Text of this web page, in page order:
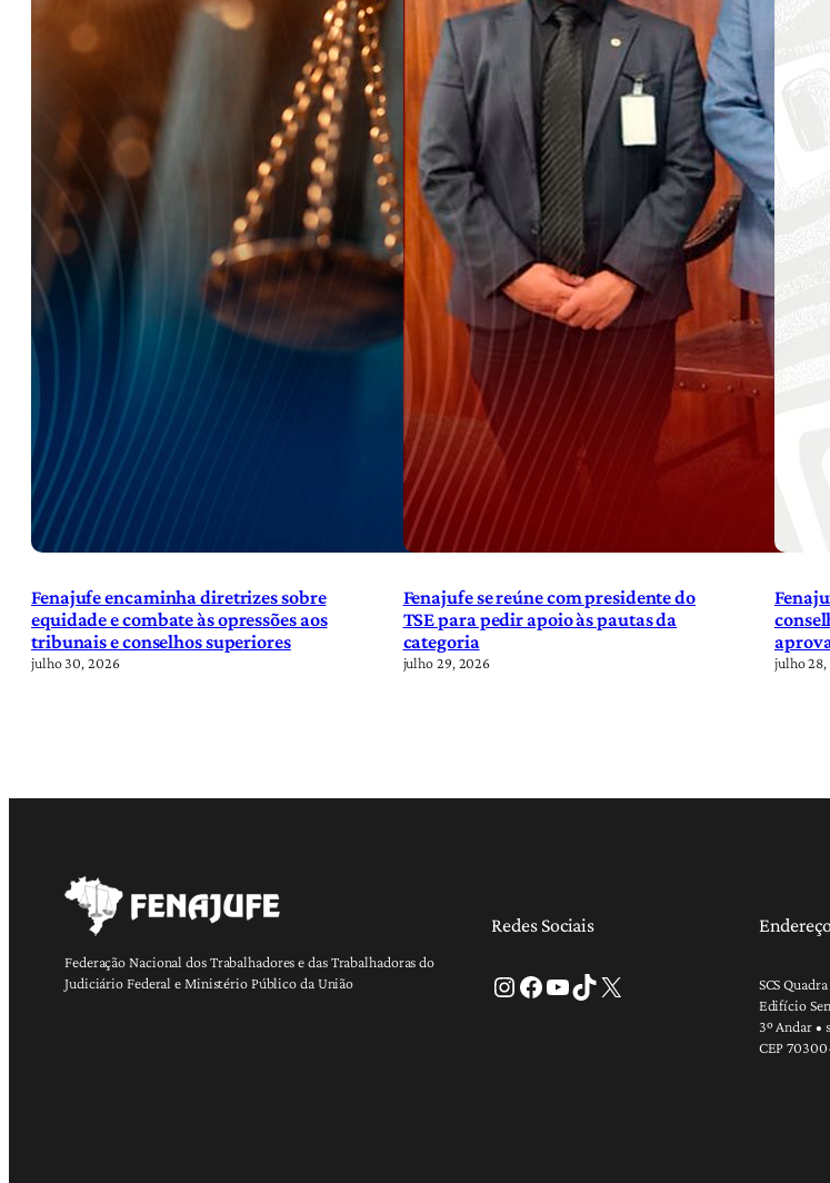
Fenajufe encaminha diretrizes sobre
equidade e combate às opressões aos
tribunais e conselhos superiores
julho 30, 2026
Fenajufe se reúne com presidente do
TSE para pedir apoio às pautas da
categoria
julho 29, 2026 julho
Federação Nacional dos Trabalhadores e das Trabalhadoras do
Judiciário Federal e Ministério Público da União
Redes Sociais
Instagram Facebook Youtube TikTok X
SCS
Edifício
3º Andar •
CEP